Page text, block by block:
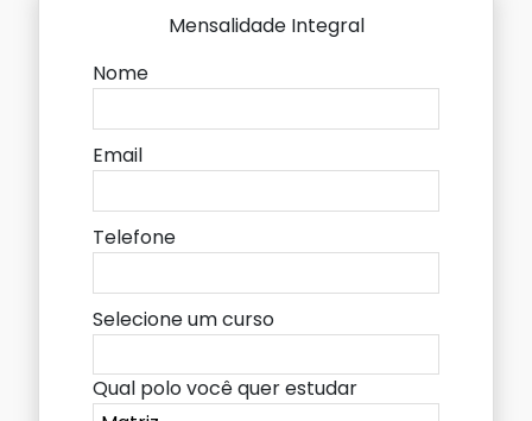
Mensalidade Integral
Nome
Email
Telefone
Selecione um curso
Qual polo você quer estudar